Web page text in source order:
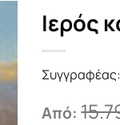
Ιερός
Συγγραφέας:
Από: